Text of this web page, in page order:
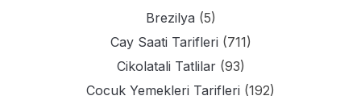
Brezilya (5)
Cay Saati Tarifleri (711)
Cikolatali Tatlilar(93)
Cocuk Yemekleri Tarifleri (192)